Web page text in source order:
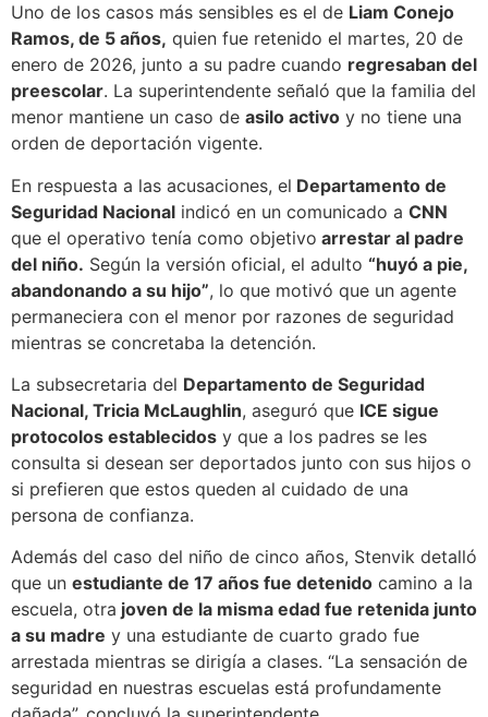
Uno de los casos más sensibles es el de Liam Conejo
Ramos, de 5 años, quien fue retenido el martes, 20 de
enero de 2026, junto a su padre cuando regresaban del
preescolar. La superintendente señaló que la familia del
menor mantiene un caso de asilo activo y no tiene una
orden de deportación vigente.
En respuesta a las acusaciones, el Departamento de
Seguridad Nacional indicó en un comunicado a CNN
que el operativo tenía como objetivo arrestar al padre
del niño. Según la versión oficial, el adulto “huyó a pie,
abandonando a su hijo”, lo que motivó que un agente
permaneciera con el menor por razones de seguridad
mientras se concretaba la detención.
La subsecretaria del Departamento de Seguridad
Nacional, Tricia McLaughlin, aseguró que ICE sigue
protocolos establecidos y que a los padres se les
consulta si desean ser deportados junto con sus hijos o
si prefieren que estos queden al cuidado de una
persona de confianza.
Además del caso del niño de cinco años, Stenvik detalló
que un estudiante de 17 años fue detenido camino a la
escuela, otra joven de la misma edad fue retenida junto
a su madre y una estudiante de cuarto grado fue
arrestada mientras se dirigía a clases. “La sensación de
seguridad en nuestras escuelas está profundamente